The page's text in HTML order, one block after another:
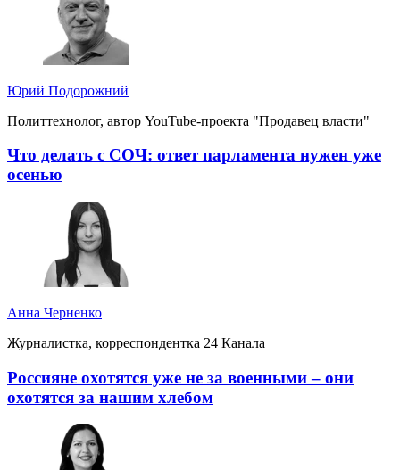
Юрий Подорожний
Политтехнолог, автор YouTube-проекта "Продавец власти"
Что делать с СОЧ: ответ парламента нужен уже
осенью
Анна Черненко
Журналистка, корреспондентка 24 Канала
Россияне охотятся уже не за военными – они
охотятся за нашим хлебом